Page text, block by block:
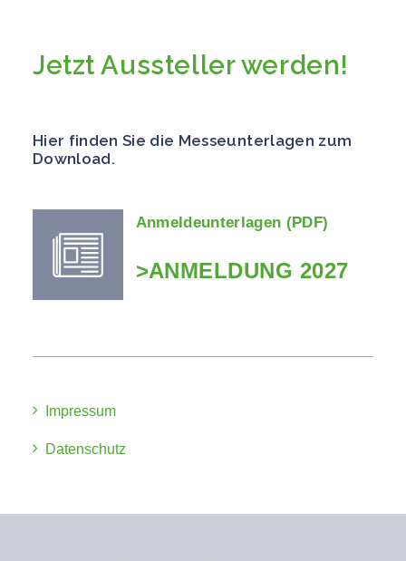
Jetzt Aussteller werden!
Hier finden Sie die Messeunterlagen zum
Download.
Anmeldeunterlagen (PDF)
>ANMELDUNG 2027
Impressum
Datenschutz